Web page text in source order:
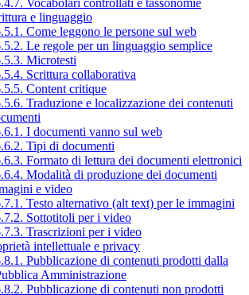
e linguaggio
Come leggono le persone sul web
Le regole per un linguaggio semplice
Microtesti
Scrittura collaborativa
Content critique
Traduzione e localizzazione dei contenuti
I documenti vanno sul web
Tipi di documenti
Formato di lettura dei documenti elettronici
Modalità di produzione dei documenti
e video
Testo alternativo (alt text) per le immagini
Sottotitoli per i video
Trascrizioni per i video
intellettuale e privacy
Pubblicazione di contenuti prodotti dalla
Amministrazione
Pubblicazione di contenuti non prodotti